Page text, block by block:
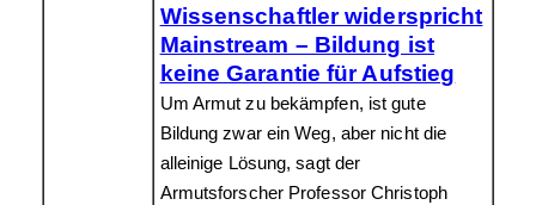
Wissenschaftler widerspricht
Mainstream – Bildung ist
keine Garantie für Aufstieg
Um Armut zu bekämpfen, ist gute
Bildung zwar ein Weg, aber nicht die
alleinige Lösung, sagt der
Armutsforscher Professor Christoph